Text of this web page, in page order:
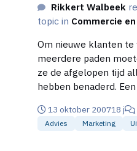
Rikkert Walbeek
topic in Commercie
Om nieuwe klanten
meerdere paden
ze de afgelopen tijd
hebben benaderd.
te houden. Zelfstandigen die zichzelf declarabel
maken zouden naar
13 oktober 200718 j
Advies Marketing